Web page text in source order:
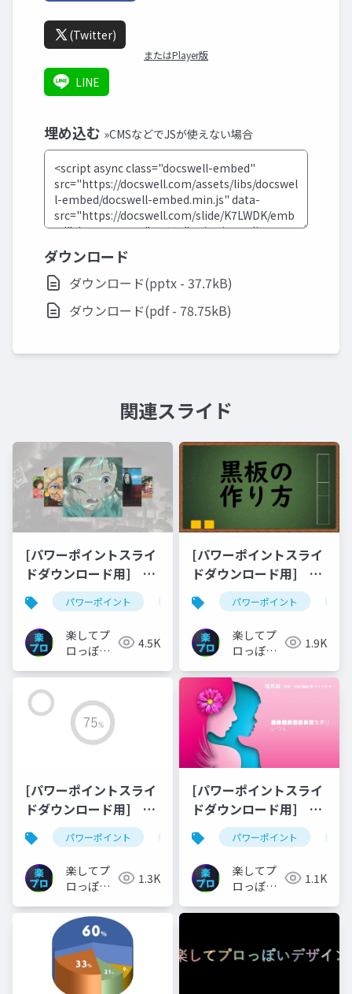
(Twitter)
またはPlayer版
LINE
埋め込む »CMSなどでJSが使えない場合
ダウンロード
ダウンロード(pptx - 37.7kB)
ダウンロード(pdf - 78.75kB)
関連スライド
[パワーポイントスライ
ドダウンロード用] ジ
ブリ写真が回転するア
ニメーションの作り
方・パワポの図形と図
の違いについて解説
パワーポイント スライドダウンロード youtube
楽してプ
ロっぽい
4.5K
[パワーポイントスライ
ドダウンロード用]
PowerPointで作る黒板
素材
パワーポイント
楽してプ
ロっぽい
1.9K
[パワーポイントスライ
ドダウンロード用]
PowerPointで作る円グ
ラフを回転させるアニ
メーション
パワーポイント スライドダウンロード youtube
楽してプ
ロっぽい
1.3K
[パワーポイントスライ
ドダウンロード用]
PowerPointで作るカラ
オケ字幕
パワーポイント
楽してプ
ロっぽい
1.1K